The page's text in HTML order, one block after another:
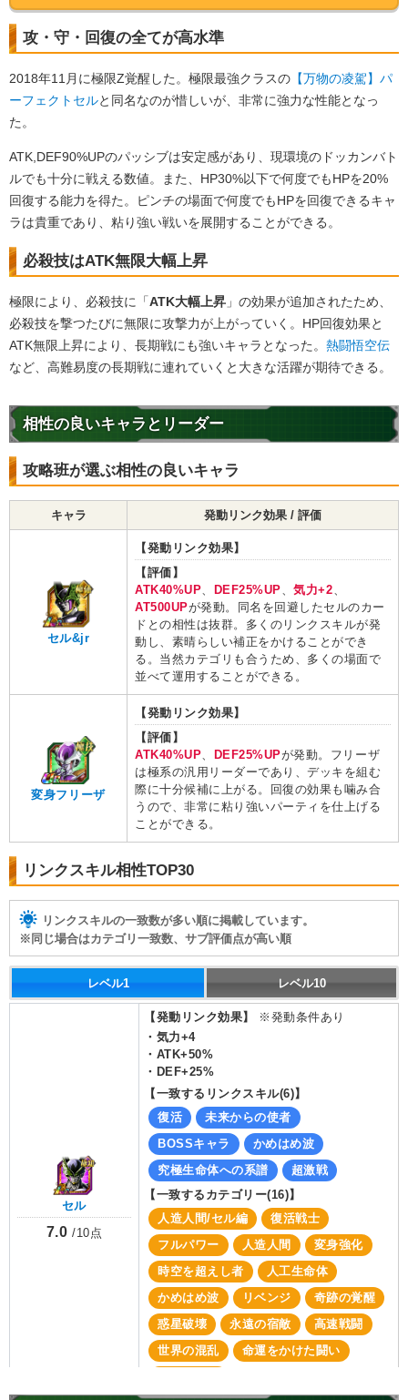
攻・守・回復の全てが高水準
2018年11月に極限Z覚醒した。極限最強クラスの 【万物の凌駕】パ
ーフェクトセルと同名なのが惜しいが、非常に強力な性能となっ
た。
ATK,DEF90%UPのパッシブは安定感があり、現環境のドッカンバト
ルでも十分に戦える数値。また、HP30%以下で何度でもHPを20%
回復する能力を得た。ピンチの場面で何度でもHPを回復できるキャ
ラは貴重であり、粘り強い戦いを展開することができる。
必殺技はATK無限大幅上昇
極限により、必殺技に「ATK大幅上昇 」の効果が追加されたため、
必殺技を撃つたびに無限に攻撃力が上がっていく。HP回復効果と
ATK無限上昇により、長期戦にも強いキャラとなった。 熱闘悟空伝
など、高難易度の長期戦に連れていくと大きな活躍が期待できる。
相性の良いキャラとリーダー
攻略班が選ぶ相性の良いキャラ
キャラ 発動リンク効果 / 評価
セル&jr
【発動リンク効果】
【評価】
ATK40%UP、 DEF25%UP、気力+2、
AT500UPが発動。同名を回避したセルのカー
ドとの相性は抜群。多くのリンクスキルが発
動し、素晴らしい補正をかけることができ
る。当然カテゴリも合うため、多くの場面で
並べて運用することができる。
変身フリーザ
【発動リンク効果】
【評価】
ATK40%UP、 DEF25%UPが発動。フリーザ
は極系の汎用リーダーであり、デッキを組む
際に十分候補に上がる。回復の効果も噛み合
うので、非常に粘り強いパーティを仕上げる
ことができる。
リンクスキル相性TOP30
リンクスキルの一致数が多い順に掲載しています。
※同じ場合はカテゴリ一致数、サブ評価点が高い順
レベル1 レベル10
セル
7.0 /10点
【発動リンク効果】
※発動条件あり
・ 気力+4
・ ATK+50%
・ DEF+25%
【一致するリンクスキル(6)】
復活
未来からの使者
BOSSキャラ
かめはめ波
究極生命体への系譜
超激戦
【一致するカテゴリー(16)】
人造人間/セル編
復活戦士
フルパワー
人造人間
変身強化
時空を超えし者
人工生命体
かめはめ波
リベンジ
奇跡の覚醒
惑星破壊
永遠の宿敵
高速戦闘
世界の混乱
命運をかけた闘い